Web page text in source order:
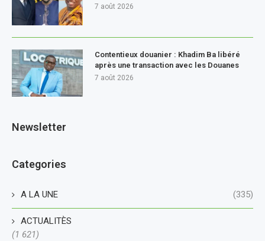
7 août 2026
Contentieux douanier : Khadim Ba libéré
après une transaction avec les Douanes
7 août 2026
Newsletter
Categories
A LA UNE (335)
ACTUALITÈS
(1 621)